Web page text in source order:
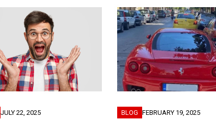
JULY 22, 2025 BLOG FEBRUARY 19, 2025